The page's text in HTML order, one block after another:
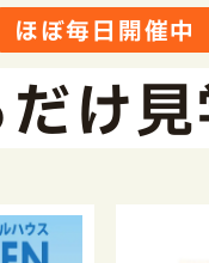
ほぼ毎日開催中
け